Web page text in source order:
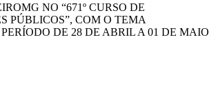
NO “671º CURSO DE
PÚBLICOS”, COM O TEMA
DE 28 DE ABRIL A 01 DE MAIO